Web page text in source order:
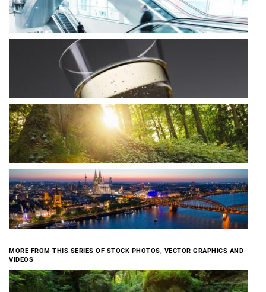
MORE FROM THIS SERIES OF STOCK PHOTOS, VECTOR GRAPHICS AND
VIDEOS